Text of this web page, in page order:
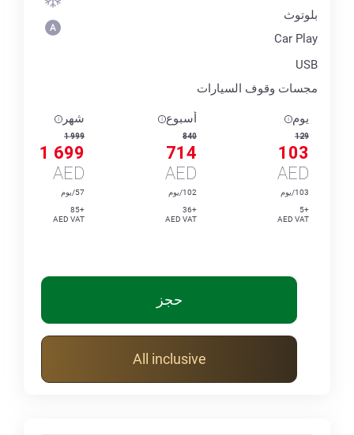
بلوتوث
Car Play
USB
مجسات وقوف السيارات
يوم
129
103
AED
103/يوم
+5
AED VAT
أسبوع
840
714
AED
102/يوم
+36
AED VAT
شهر
1 999
1 699
AED
57/يوم
+85
AED VAT
حجز
All inclusive